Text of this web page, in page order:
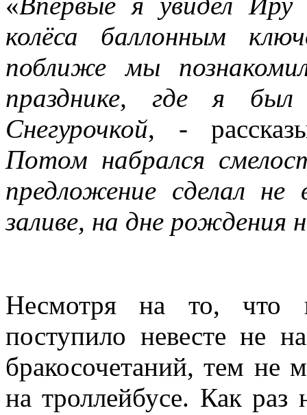
колёса баллонным
поближе мы
празднике, где я
Снегурочкой, -
Потом набрался
предложение сделал
заливе, на дне рождения
Несмотря на то, что
поступило невесте не
бракосочетаний, тем не
на троллейбусе. Как